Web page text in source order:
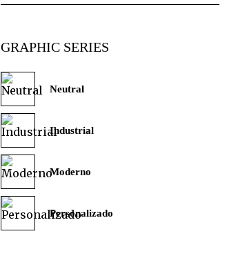
GRAPHIC SERIES
Neutral
Industrial
Moderno
Personalizado